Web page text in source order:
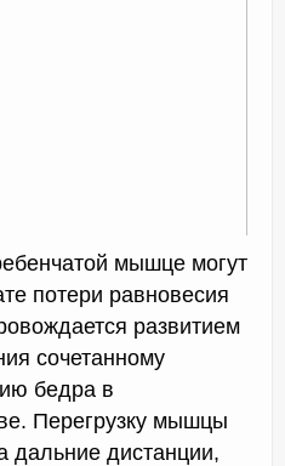
мышце могут
потери равновесия
развитием
сочетанному
бедра в
Перегрузку мышцы
дальние дистанции,